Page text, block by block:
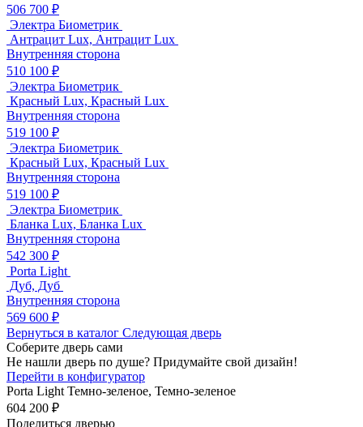
506 700 ₽
Электра Биометрик
Антрацит Lux, Антрацит Lux
Внутренняя сторона
510 100 ₽
Электра Биометрик
Красный Lux, Красный Lux
Внутренняя сторона
519 100 ₽
Электра Биометрик
Красный Lux, Красный Lux
Внутренняя сторона
519 100 ₽
Электра Биометрик
Бланка Lux, Бланка Lux
Внутренняя сторона
542 300 ₽
Porta Light
Дуб, Дуб
Внутренняя сторона
569 600 ₽
Вернуться в каталог Следующая дверь
Соберите дверь сами
Не нашли дверь по душе? Придумайте свой дизайн!
Перейти в конфигуратор
Porta Light Темно-зеленое, Темно-зеленое
604 200 ₽
Поделиться дверью